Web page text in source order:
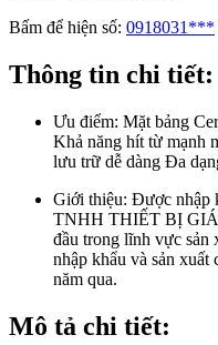
Bấm để hiện số: 0918031***
Thông tin chi tiết:
Ưu điểm: Mặt bảng
Khả năng hít từ mạnh
lưu trữ dễ dàng Đa
Giới thiệu: Được nhập
TNHH THIẾT BỊ
đầu trong lĩnh vực sản
nhập khẩu và sản xuất
năm qua.
Mô tả chi tiết: